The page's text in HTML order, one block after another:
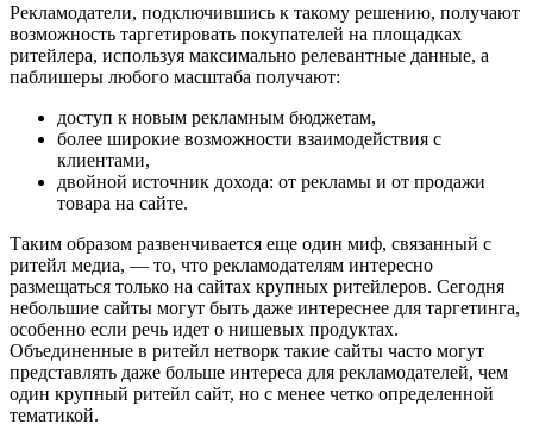
Рекламодатели, подключившись к такому решению, получают
возможность таргетировать покупателей на площадках
ритейлера, используя максимально релевантные данные, а
паблишеры любого масштаба получают:
доступ к новым рекламным бюджетам,
более широкие возможности взаимодействия с
клиентами,
двойной источник дохода: от рекламы и от продажи
товара на сайте.
Таким образом развенчивается еще один миф, связанный с
ритейл медиа, — то, что рекламодателям интересно
размещаться только на сайтах крупных ритейлеров. Сегодня
небольшие сайты могут быть даже интереснее для таргетинга,
особенно если речь идет о нишевых продуктах.
Объединенные в ритейл нетворк такие сайты часто могут
представлять даже больше интереса для рекламодателей, чем
один крупный ритейл сайт, но с менее четко определенной
тематикой.